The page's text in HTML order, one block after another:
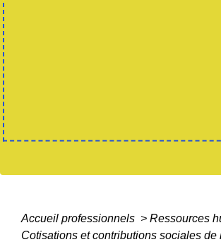
Accueil professionnels > Ressources
Cotisations et contributions sociales de